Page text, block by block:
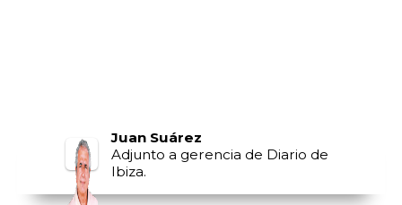
Juan Suárez
Adjunto a gerencia de Diario de
Ibiza.